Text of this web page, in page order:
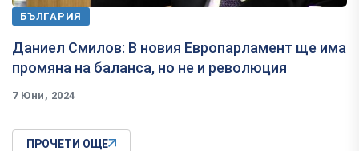
БЪЛГАРИЯ
Даниел Смилов: В новия Европарламент ще има
промяна на баланса, но не и революция
7 Юни, 2024
ПРОЧЕТИ ОЩЕ